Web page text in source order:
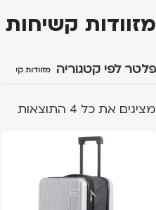
מזוודות קשיחות
פלטר לפי קטגוריה מזוודות קשיחות
מציגים את כל ⁦4⁩ התוצאות